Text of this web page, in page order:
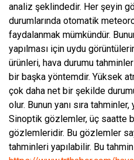
analiz şeklindedir. Her şeyin
durumlarında otomatik
faydalanmak mümkündür.
yapılması için uydu
ürünleri, hava durumu
bir başka yöntemdir. Yüksek
çok daha net bir şekilde
olur. Bunun yanı sıra
Sinoptik gözlemler, üç saatte
gözlemleridir. Bu gözlemler
tahminleri yapılabilir. Bu